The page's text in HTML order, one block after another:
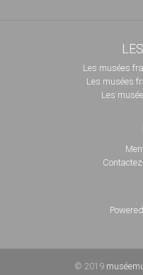
Les musées
Les musées
Les
© 2019